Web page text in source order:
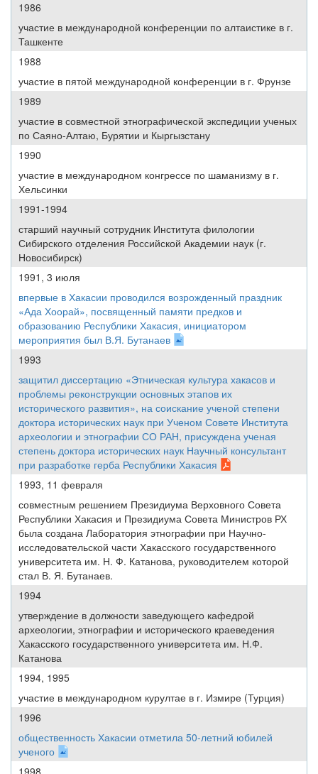
1986
участие в международной конференции по алтаистике в г.
Ташкенте
1988
участие в пятой международной конференции в г. Фрунзе
1989
участие в совместной этнографической экспедиции ученых
по Саяно-Алтаю, Бурятии и Кыргызстану
1990
участие в международном конгрессе по шаманизму в г.
Хельсинки
1991-1994
старший научный сотрудник Института филологии
Сибирского отделения Российской Академии наук (г.
Новосибирск)
1991, 3 июля
впервые в Хакасии проводился возрожденный праздник
«Ада Хоорай», посвященный памяти предков и
образованию Республики Хакасия, инициатором
мероприятия был В.Я. Бутанаев
1993
защитил диссертацию «Этническая культура хакасов и
проблемы реконструкции основных этапов их
исторического развития», на соискание ученой степени
доктора исторических наук при Ученом Совете Института
археологии и этнографии СО РАН, присуждена ученая
степень доктора исторических наук Научный консультант
при разработке герба Республики Хакасия
1993, 11 февраля
совместным решением Президиума Верховного Совета
Республики Хакасия и Президиума Совета Министров РХ
была создана Лаборатория этнографии при Научно-
исследовательской части Хакасского государственного
университета им. Н. Ф. Катанова, руководителем которой
стал В. Я. Бутанаев.
1994
утверждение в должности заведующего кафедрой
археологии, этнографии и исторического краеведения
Хакасского государственного университета им. Н.Ф.
Катанова
1994, 1995
участие в международном курултае в г. Измире (Турция)
1996
общественность Хакасии отметила 50-летний юбилей
ученого
1998